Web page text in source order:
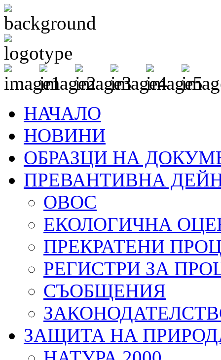
НАЧАЛО
НОВИНИ
ОБРАЗЦИ НА
ПРЕВАНТИВНА
ОВОС
ЕКОЛОГИЧНА
ПРЕКРАТЕНИ
РЕГИСТРИ ЗА
СЪОБЩЕНИЯ
ЗАЩИТА НА